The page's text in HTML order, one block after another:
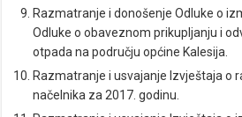
Razmatranje i donošenje Odluke o
Odluke o obaveznom prikupljanju i
otpada na području općine Kalesija.
Razmatranje i usvajanje Izvještaja o
načelnika za 2017. godinu.